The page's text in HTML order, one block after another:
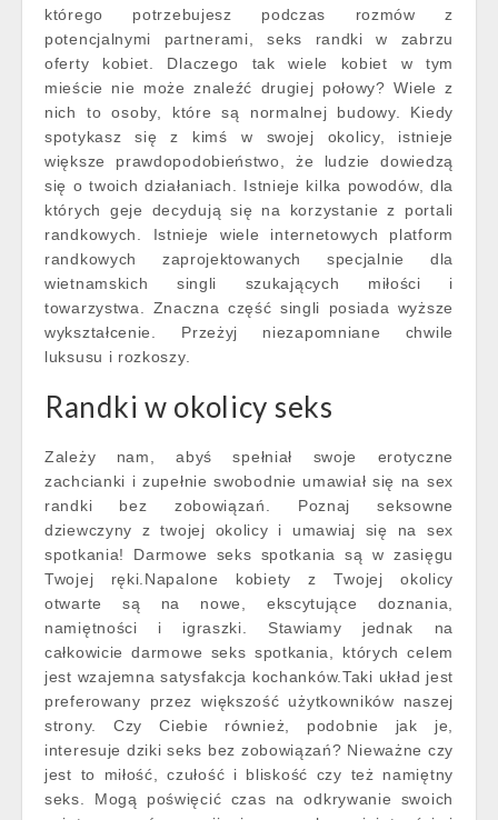
którego potrzebujesz podczas rozmów z
potencjalnymi partnerami, seks randki w zabrzu
oferty kobiet. Dlaczego tak wiele kobiet w tym
mieście nie może znaleźć drugiej połowy? Wiele z
nich to osoby, które są normalnej budowy. Kiedy
spotykasz się z kimś w swojej okolicy, istnieje
większe prawdopodobieństwo, że ludzie dowiedzą
się o twoich działaniach. Istnieje kilka powodów, dla
których geje decydują się na korzystanie z portali
randkowych. Istnieje wiele internetowych platform
randkowych zaprojektowanych specjalnie dla
wietnamskich singli szukających miłości i
towarzystwa. Znaczna część singli posiada wyższe
wykształcenie. Przeżyj niezapomniane chwile
luksusu i rozkoszy.
Randki w okolicy seks
Zależy nam, abyś spełniał swoje erotyczne
zachcianki i zupełnie swobodnie umawiał się na sex
randki bez zobowiązań. Poznaj seksowne
dziewczyny z twojej okolicy i umawiaj się na sex
spotkania! Darmowe seks spotkania są w zasięgu
Twojej ręki.Napalone kobiety z Twojej okolicy
otwarte są na nowe, ekscytujące doznania,
namiętności i igraszki. Stawiamy jednak na
całkowicie darmowe seks spotkania, których celem
jest wzajemna satysfakcja kochanków.Taki układ jest
preferowany przez większość użytkowników naszej
strony. Czy Ciebie również, podobnie jak je,
interesuje dziki seks bez zobowiązań? Nieważne czy
jest to miłość, czułość i bliskość czy też namiętny
seks. Mogą poświęcić czas na odkrywanie swoich